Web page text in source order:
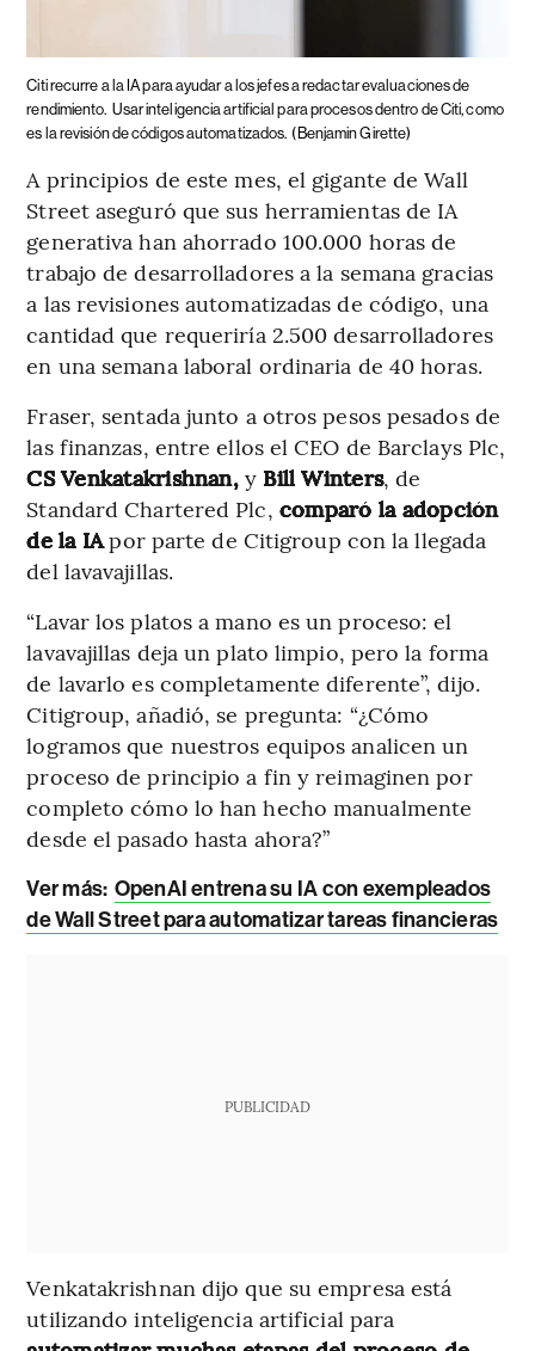
Citi recurre a la IA para ayudar a los jefes a redactar evaluaciones de
rendimiento. Usar inteligencia artificial para procesos dentro de Citi, como
es la revisión de códigos automatizados. (Benjamin Girette)
A principios de este mes, el gigante de Wall
Street aseguró que sus herramientas de IA
generativa han ahorrado 100.000 horas de
trabajo de desarrolladores a la semana gracias
a las revisiones automatizadas de código, una
cantidad que requeriría 2.500 desarrolladores
en una semana laboral ordinaria de 40 horas.
Fraser, sentada junto a otros pesos pesados ​​de
las finanzas, entre ellos el CEO de Barclays Plc,
CS Venkatakrishnan,y Bill Winters, de
Standard Chartered Plc, comparó la adopción
de la IApor parte de Citigroup con la llegada
del lavavajillas.
“Lavar los platos a mano es un proceso: el
lavavajillas deja un plato limpio, pero la forma
de lavarlo es completamente diferente”, dijo.
Citigroup, añadió, se pregunta: “¿Cómo
logramos que nuestros equipos analicen un
proceso de principio a fin y reimaginen por
completo cómo lo han hecho manualmente
desde el pasado hasta ahora?”
Ver más: OpenAI entrena su IA con exempleados
de Wall Street para automatizar tareas financieras
PUBLICIDAD
Venkatakrishnan dijo que su empresa está
utilizando inteligencia artificial para